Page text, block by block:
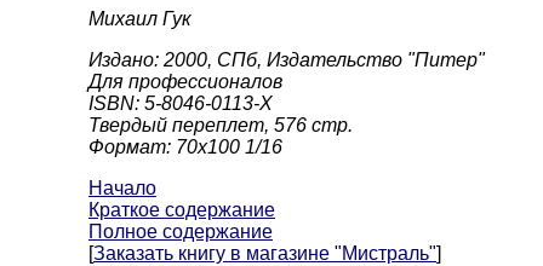
Михаил Гук
Издано: 2000, СПб, Издательство "Питер"
Для профессионалов
ISBN: 5-8046-0113-Х
Твердый переплет, 576 стр.
Формат: 70x100 1/16
Начало
Краткое содержание
Полное содержание
[Заказать книгу в магазине "Мистраль"]